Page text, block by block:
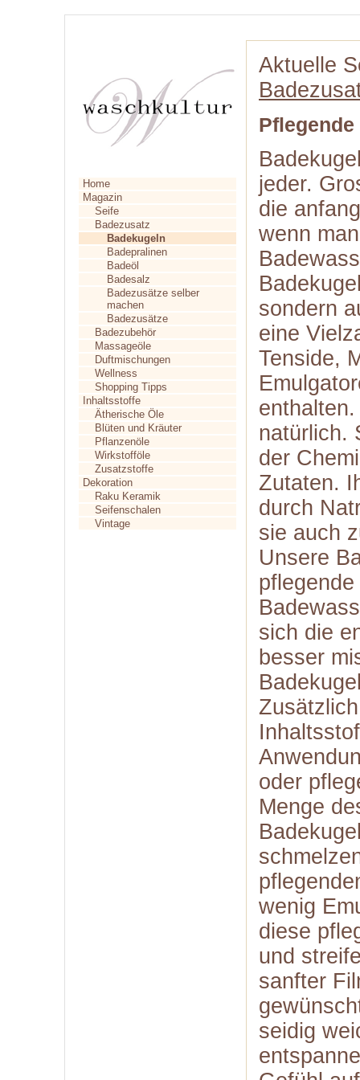
Home
Magazin
Seife
Badezusatz
Badekugeln
Badepralinen
Badeöl
Badesalz
Badezusätze selber
machen
Badezusätze
Badezubehör
Massageöle
Duftmischungen
Wellness
Shopping Tipps
Inhaltsstoffe
Ätherische Öle
Blüten und Kräuter
Pflanzenöle
Wirkstofföle
Zusatzstoffe
Dekoration
Raku Keramik
Seifenschalen
Vintage
Aktuelle
jeder.
die
wenn
sondern
eine
Tenside,
natürlich.
der
Zutaten.
durch
sie auch
Unsere
sich die
besser
oder
Menge
wenig
diese
und
sanfter
seidig